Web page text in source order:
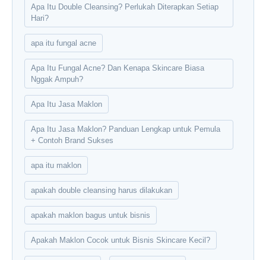
Apa Itu Double Cleansing? Perlukah Diterapkan Setiap
Hari?
apa itu fungal acne
Apa Itu Fungal Acne? Dan Kenapa Skincare Biasa
Nggak Ampuh?
Apa Itu Jasa Maklon
Apa Itu Jasa Maklon? Panduan Lengkap untuk Pemula
+ Contoh Brand Sukses
apa itu maklon
apakah double cleansing harus dilakukan
apakah maklon bagus untuk bisnis
Apakah Maklon Cocok untuk Bisnis Skincare Kecil?